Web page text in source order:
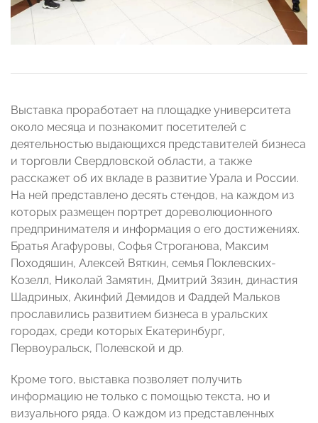
Выставка проработает на площадке университета
около месяца и познакомит посетителей с
деятельностью выдающихся представителей бизнеса
и торговли Свердловской области, а также
расскажет об их вкладе в развитие Урала и России.
На ней представлено десять стендов, на каждом из
которых размещен портрет дореволюционного
предпринимателя и информация о его достижениях.
Братья Агафуровы, Софья Строганова, Максим
Походяшин, Алексей Вяткин, семья Поклевских-
Козелл, Николай Замятин, Дмитрий Зязин, династия
Шадриных, Акинфий Демидов и Фаддей Мальков
прославились развитием бизнеса в уральских
городах, среди которых Екатеринбург,
Первоуральск, Полевской и др.
Кроме того, выставка позволяет получить
информацию не только с помощью текста, но и
визуального ряда. О каждом из представленных